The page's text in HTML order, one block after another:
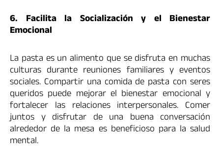
6. Facilita la Socialización y el Bienestar
Emocional
La pasta es un alimento que se disfruta en muchas
culturas durante reuniones familiares y eventos
sociales. Compartir una comida de pasta con seres
queridos puede mejorar el bienestar emocional y
fortalecer las relaciones interpersonales. Comer
juntos y disfrutar de una buena conversación
alrededor de la mesa es beneficioso para la salud
mental.